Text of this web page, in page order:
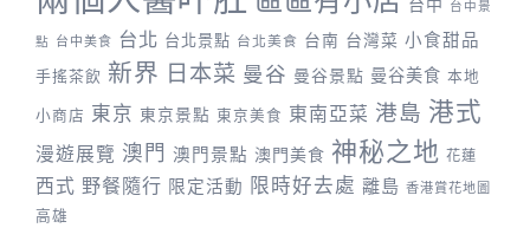
台中 台中景
點 台中美食 台北 台北景點 台北美食 台南 台灣菜 小食甜品
手搖茶飲 新界 日本菜 曼谷 曼谷景點 曼谷美食 本地
小商店 東京 東京景點 東京美食 東南亞菜 港島 港式
漫遊展覽 澳門 澳門景點 澳門美食 神秘之地 花蓮
西式 野餐隨行 限定活動 限時好去處 離島 香港賞花地圖
高雄